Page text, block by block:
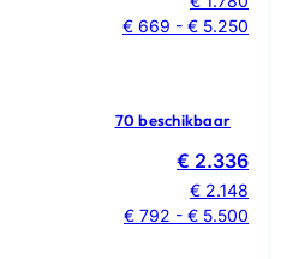
€ 669 - € 5.250
70 beschikbaar
€ 2.336
€ 2.148
€ 792 - € 5.500